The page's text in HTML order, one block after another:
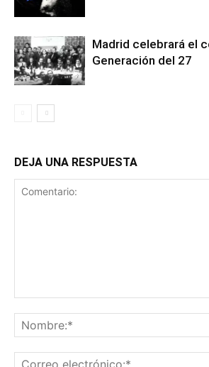
Madrid celebrará el
Generación del 27
DEJA UNA RESPUESTA